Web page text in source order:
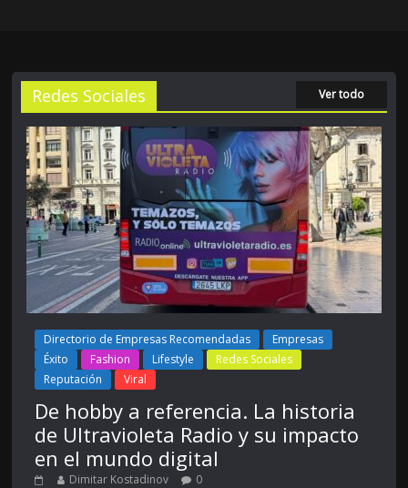
Redes Sociales Ver todo
Directorio de Empresas Recomendadas
Empresas
Éxito
Fashion Lifestyle
Redes Sociales
Reputación
Viral
De hobby a referencia. La historia
de Ultravioleta Radio y su impacto
en el mundo digital
Dimitar Kostadinov 0